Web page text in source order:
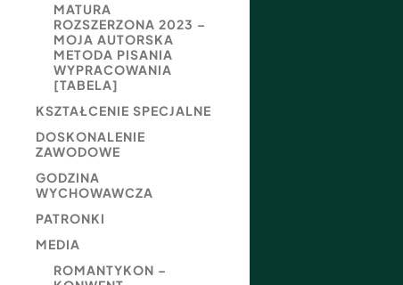
MATURA
ROZSZERZONA 2023 –
MOJA AUTORSKA
METODA PISANIA
WYPRACOWANIA
[TABELA]
KSZTAŁCENIE SPECJALNE
DOSKONALENIE
ZAWODOWE
GODZINA
WYCHOWAWCZA
PATRONKI
MEDIA
ROMANTYKON –